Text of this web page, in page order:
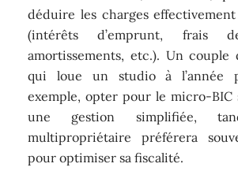
déduire les charges
(intérêts d’emprunt, frais
amortissements, etc.). Un couple
qui loue un studio à l’année
exemple, opter pour le micro-BIC
une gestion simplifiée,
multipropriétaire préférera
pour optimiser sa fiscalité.